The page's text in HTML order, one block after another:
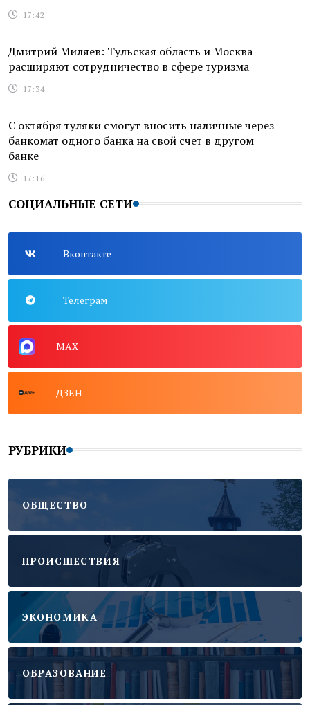
17:42
Дмитрий Миляев: Тульская область и Москва
расширяют сотрудничество в сфере туризма
17:34
С октября туляки смогут вносить наличные через
банкомат одного банка на свой счет в другом
банке
17:16
СОЦИАЛЬНЫЕ СЕТИ
Вконтакте
Телеграм
MAX
ДЗЕН
РУБРИКИ
ОБЩЕСТВО
ПРОИСШЕСТВИЯ
ЭКОНОМИКА
ОБРАЗОВАНИЕ